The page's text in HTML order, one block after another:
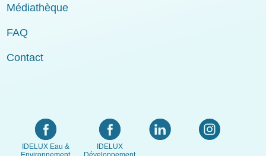
Médiathèque
FAQ
Contact
IDELUX Eau &
IDELUX